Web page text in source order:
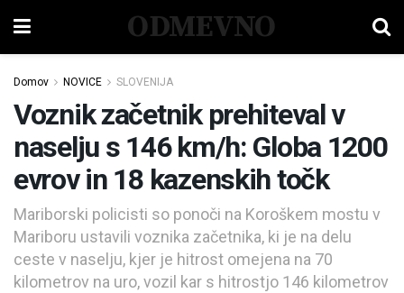
ODMEVNO
Domov NOVICE SLOVENIJA
Voznik začetnik prehiteval v
naselju s 146 km/h: Globa 1200
evrov in 18 kazenskih točk
Mariborski policisti so ponoči na Koroškem mostu v
Mariboru ustavili voznika začetnika, ki je na delu
ceste v naselju, kjer je hitrost omejena na 70
kilometrov na uro, vozil kar s hitrostjo 146 kilometrov